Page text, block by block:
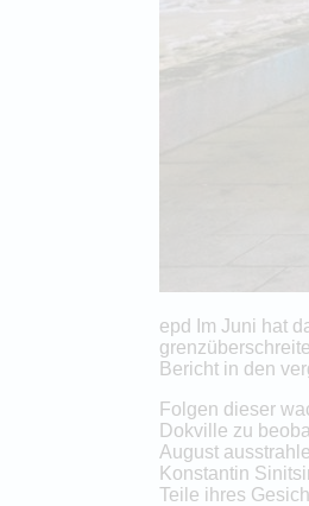
epd Im Juni hat
Bericht in den
Folgen dieser
Dokville zu
August
Konstantin
Teile ihres